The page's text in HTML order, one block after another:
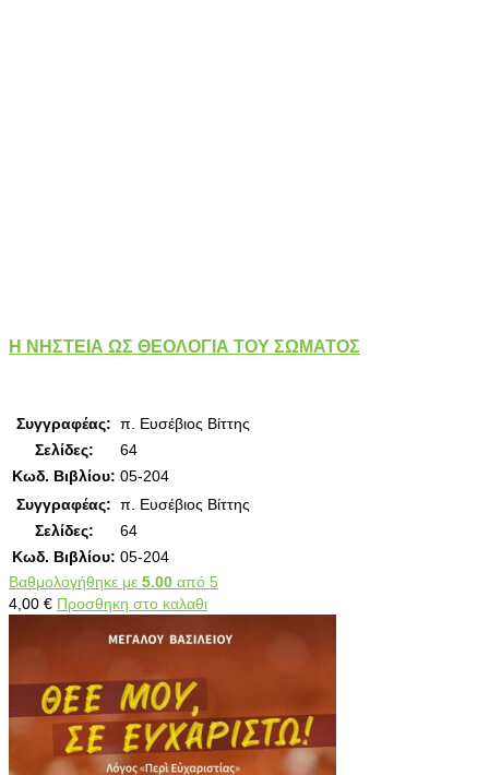
Η ΝΗΣΤΕΙΑ ΩΣ ΘΕΟΛΟΓΙΑ ΤΟΥ ΣΩΜΑΤΟΣ
Συγγραφέας: π. Ευσέβιος Βίττης
Σελίδες:
64
Κωδ. Βιβλίου: 05-204
Συγγραφέας: π. Ευσέβιος Βίττης
Σελίδες:
64
Κωδ. Βιβλίου: 05-204
Βαθμολογήθηκε με 5.00 από 5
4,00 € Προσθηκη στο καλαθι